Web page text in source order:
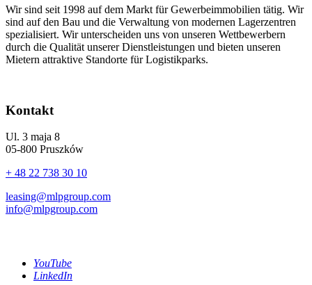
Wir sind seit 1998 auf dem Markt für Gewerbeimmobilien tätig. Wir
sind auf den Bau und die Verwaltung von modernen Lagerzentren
spezialisiert. Wir unterscheiden uns von unseren Wettbewerbern
durch die Qualität unserer Dienstleistungen und bieten unseren
Mietern attraktive Standorte für Logistikparks.
Kontakt
Ul. 3 maja 8
05-800 Pruszków
+ 48 22 738 30 10
leasing@mlpgroup.com
info@mlpgroup.com
YouTube
LinkedIn